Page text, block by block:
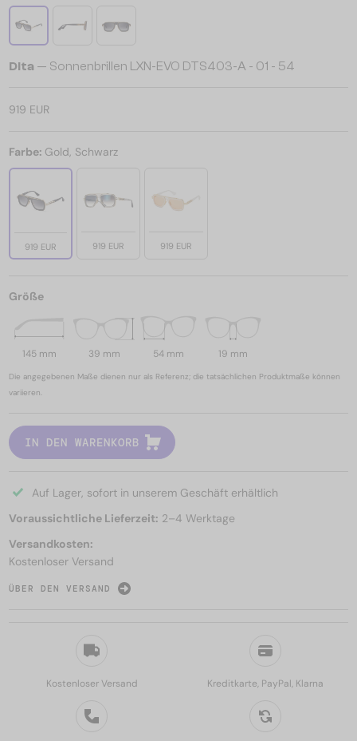
Kostenloser Versand Kreditkarte, PayPal, Klarna
Dita — Sonnenbrillen LXN-EVO DTS403-A - 01 - 54
919 EUR
Farbe: Gold, Schwarz
919 EUR 919 EUR 919 EUR
Größe
145 mm 39 mm 54 mm 19 mm
Die angegebenen Maße dienen nur als Referenz; die tatsächlichen Produktmaße können
variieren.
IN DEN WARENKORB
Auf Lager, sofort in unserem Geschäft erhältlich
Voraussichtliche Lieferzeit: 2–4 Werktage
Versandkosten:
Kostenloser Versand
ÜBER DEN VERSAND